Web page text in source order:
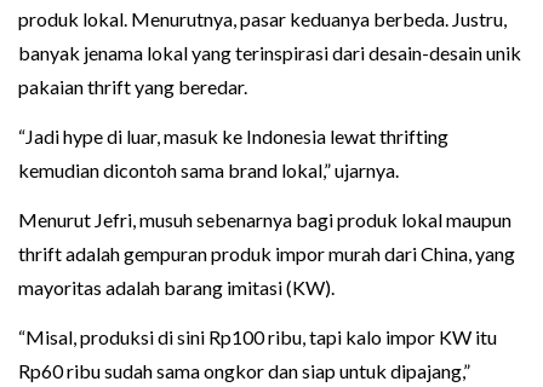
produk lokal. Menurutnya, pasar keduanya berbeda. Justru,
banyak jenama lokal yang terinspirasi dari desain-desain unik
pakaian thrift yang beredar.
“Jadi hype di luar, masuk ke Indonesia lewat thrifting
kemudian dicontoh sama brand lokal,” ujarnya.
Menurut Jefri, musuh sebenarnya bagi produk lokal maupun
thrift adalah gempuran produk impor murah dari China, yang
mayoritas adalah barang imitasi (KW).
“Misal, produksi di sini Rp100 ribu, tapi kalo impor KW itu
Rp60 ribu sudah sama ongkor dan siap untuk dipajang,”